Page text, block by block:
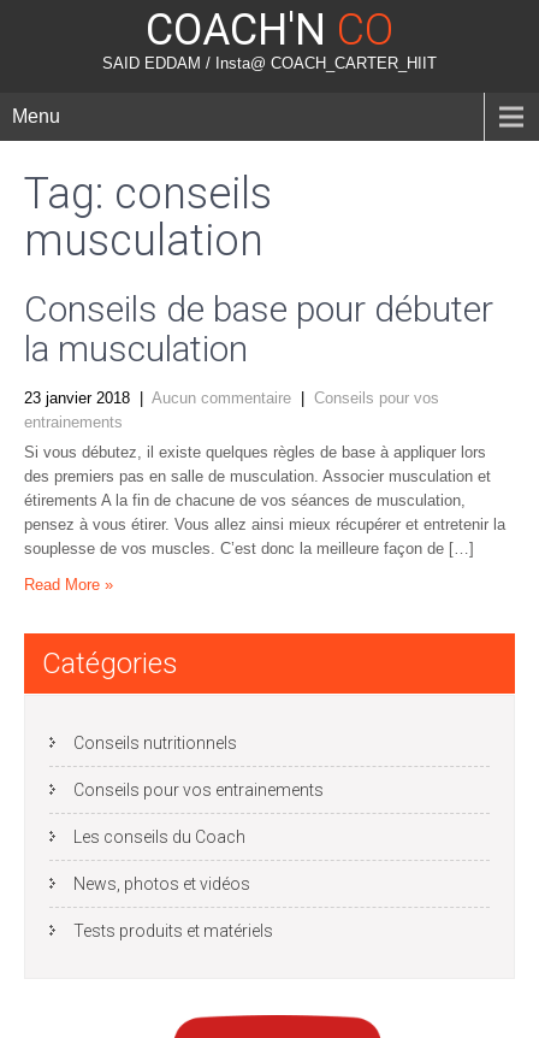
COACH'N CO
SAID EDDAM / Insta@ COACH_CARTER_HIIT
Menu
Tag: conseils
musculation
Conseils de base pour débuter
la musculation
23 janvier 2018 Aucun commentaire
Conseils pour vos
entrainements
Si vous débutez, il existe quelques règles de base à appliquer lors
des premiers pas en salle de musculation. Associer musculation et
étirements A la fin de chacune de vos séances de musculation,
pensez à vous étirer. Vous allez ainsi mieux récupérer et entretenir la
souplesse de vos muscles. C’est donc la meilleure façon de […]
Read More »
Catégories
Conseils nutritionnels
Conseils pour vos entrainements
Les conseils du Coach
News, photos et vidéos
Tests produits et matériels